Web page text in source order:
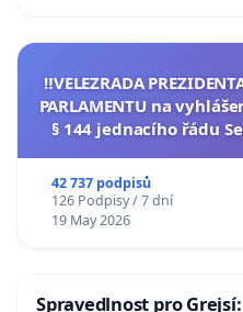
‼️VELEZRADA
PARLAMENTU na
§ 144 jednacího řádu
42 737 podpisů
126 Podpisy / 7 dní
19 May 2026
Spravedlnost pro